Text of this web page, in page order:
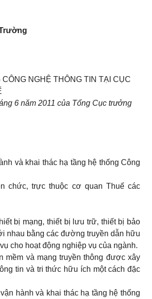
NGHỆ THÔNG TIN TẠI CỤC
6 năm 2011 của Tổng Cục trưởng
và khai thác hạ tầng hệ thống Công
chức, trực thuộc cơ quan Thuế các
bị mạng, thiết bị lưu trữ, thiết bị bảo
nhau bằng các đường truyền dẫn hữu
cho hoạt động nghiệp vụ của ngành.
mềm và mạng truyền thông được xây
tin và tri thức hữu ích một cách đặc
hành và khai thác hạ tầng hệ thống